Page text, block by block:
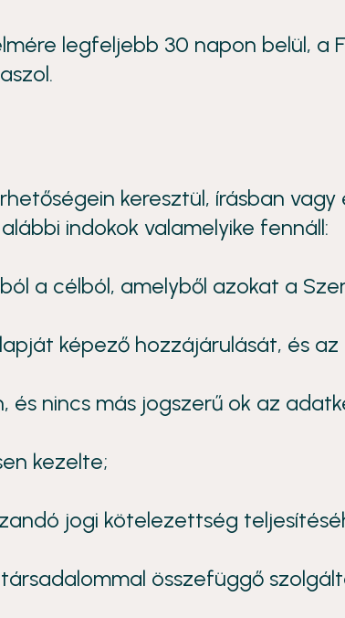
legfeljebb 30 napon belül, a
keresztül, írásban
indokok valamelyike fennáll:
a célból, amelyből azokat a
képező hozzájárulását, és
nincs más jogszerű ok az
kezelte;
jogi kötelezettség
összefüggő